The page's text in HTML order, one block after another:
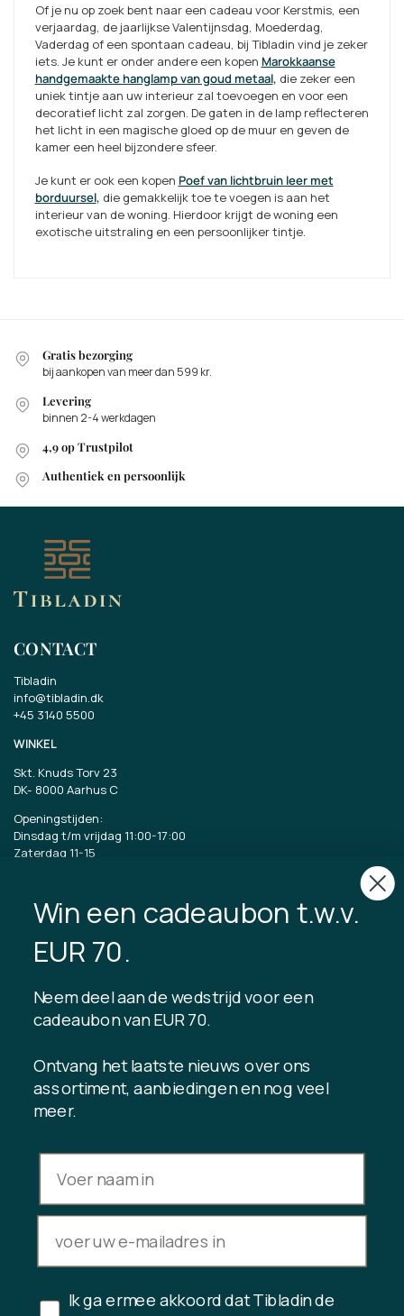
Of je nu op zoek bent naar een cadeau voor Kerstmis, een
verjaardag, de jaarlijkse Valentijnsdag, Moederdag,
Vaderdag of een spontaan cadeau, bij Tibladin vind je zeker
iets. Je kunt er onder andere een kopen Marokkaanse
handgemaakte hanglamp van goud metaal, die zeker een
uniek tintje aan uw interieur zal toevoegen en voor een
decoratief licht zal zorgen. De gaten in de lamp reflecteren
het licht in een magische gloed op de muur en geven de
kamer een heel bijzondere sfeer.
Je kunt er ook een kopen Poef van lichtbruin leer met
borduursel, die gemakkelijk toe te voegen is aan het
interieur van de woning. Hierdoor krijgt de woning een
exotische uitstraling en een persoonlijker tintje.
Gratis bezorging
bij aankopen van meer dan 599 kr.
Levering
binnen 2-4 werkdagen
4,9 op Trustpilot
Authentiek en persoonlijk
CONTACT
Tibladin
info@tibladin.dk
+45 3140 5500
WINKEL
Skt. Knuds Torv 23
DK- 8000 Aarhus C
Openingstijden:
Dinsdag t/m vrijdag 11:00-17:00
Zaterdag 11-15
TIBLADIN
Over Tibladin
Duurzame productie
Klantenclub registreren
Neem contact met ons op
INFORMATIE
Privacybeleid
Copyright © 2024 Tibladin – Alle rechten voorbehouden
Win een cadeaubon t.w.v.
EUR 70.
Neem deel aan de wedstrijd voor een
cadeaubon van EUR 70.
Ontvang het laatste nieuws over ons
assortiment, aanbiedingen en nog veel
meer.
Ik ga ermee akkoord dat Tibladin de